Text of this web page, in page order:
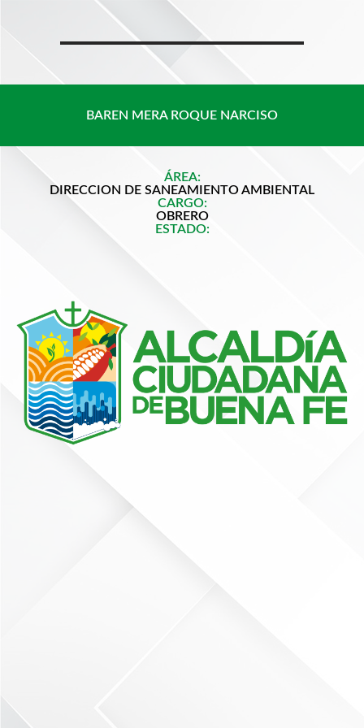
contenido
BAREN MERA ROQUE NARCISO
ÁREA:
DIRECCION DE SANEAMIENTO AMBIENTAL
CARGO:
OBRERO
ESTADO: